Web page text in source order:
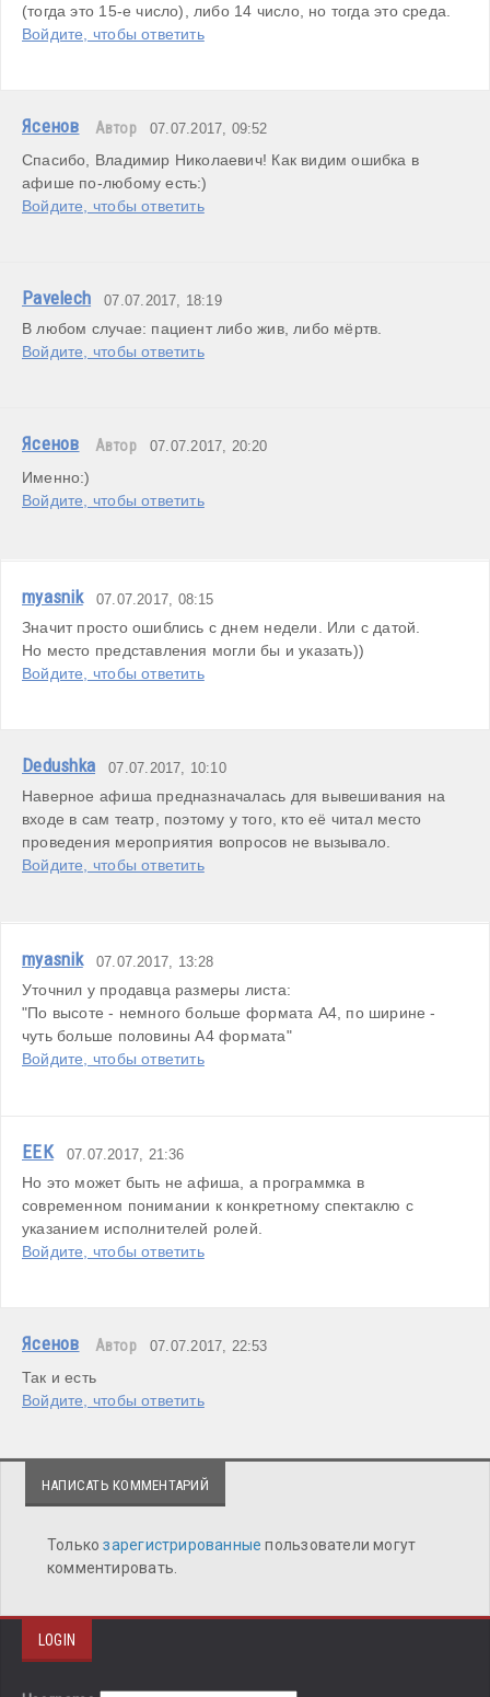
(тогда это 15-е число), либо 14 число, но тогда это среда.
Войдите, чтобы ответить
Ясенов Автор 07.07.2017, 09:52
Спасибо, Владимир Николаевич! Как видим ошибка в
афише по-любому есть:)
Войдите, чтобы ответить
Pavelech 07.07.2017, 18:19
В любом случае: пациент либо жив, либо мёртв.
Войдите, чтобы ответить
Ясенов Автор 07.07.2017, 20:20
Именно:)
Войдите, чтобы ответить
myasnik 07.07.2017, 08:15
Значит просто ошиблись с днем недели. Или с датой.
Но место представления могли бы и указать))
Войдите, чтобы ответить
Dedushka 07.07.2017, 10:10
Наверное афиша предназначалась для вывешивания на
входе в сам театр, поэтому у того, кто её читал место
проведения мероприятия вопросов не вызывало.
Войдите, чтобы ответить
myasnik 07.07.2017, 13:28
Уточнил у продавца размеры листа:
"По высоте - немного больше формата А4, по ширине -
чуть больше половины А4 формата"
Войдите, чтобы ответить
ЕЕК 07.07.2017, 21:36
Но это может быть не афиша, а программка в
современном понимании к конкретному спектаклю с
указанием исполнителей ролей.
Войдите, чтобы ответить
Ясенов Автор 07.07.2017, 22:53
Так и есть
Войдите, чтобы ответить
НАПИСАТЬ КОММЕНТАРИЙ
Толькозарегистрированныепользователи могут
комментировать.
LOGIN